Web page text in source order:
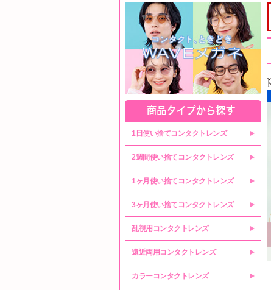
1日使い捨てコンタクトレンズ
2週間使い捨てコンタクトレンズ
1ヶ月使い捨てコンタクトレンズ
3ヶ月使い捨てコンタクトレンズ
乱視用コンタクトレンズ
遠近両用コンタクトレンズ
カラーコンタクトレンズ